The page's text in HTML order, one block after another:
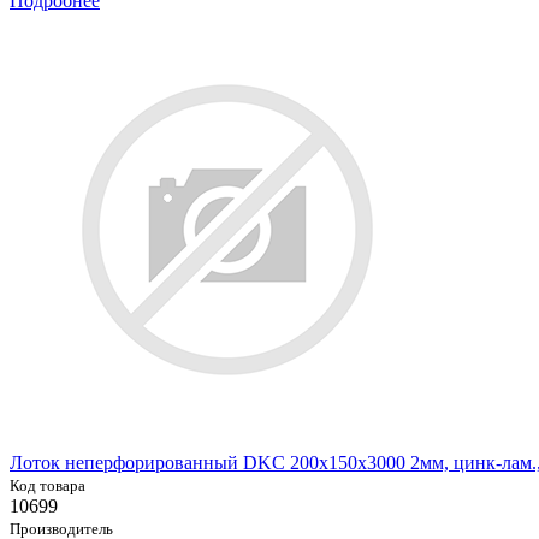
Лоток неперфорированный DKC 200х150х3000 2мм, цинк-
Код товара
10699
Производитель